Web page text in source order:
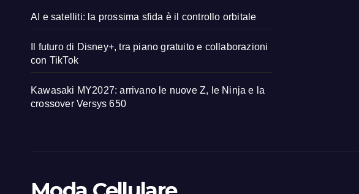
AI e satelliti: la prossima sfida è il controllo orbitale
Il futuro di Disney+, tra piano gratuito e collaborazioni
con TikTok
Kawasaki MY2027: arrivano le nuove Z, le Ninja e la
crossover Versys 650